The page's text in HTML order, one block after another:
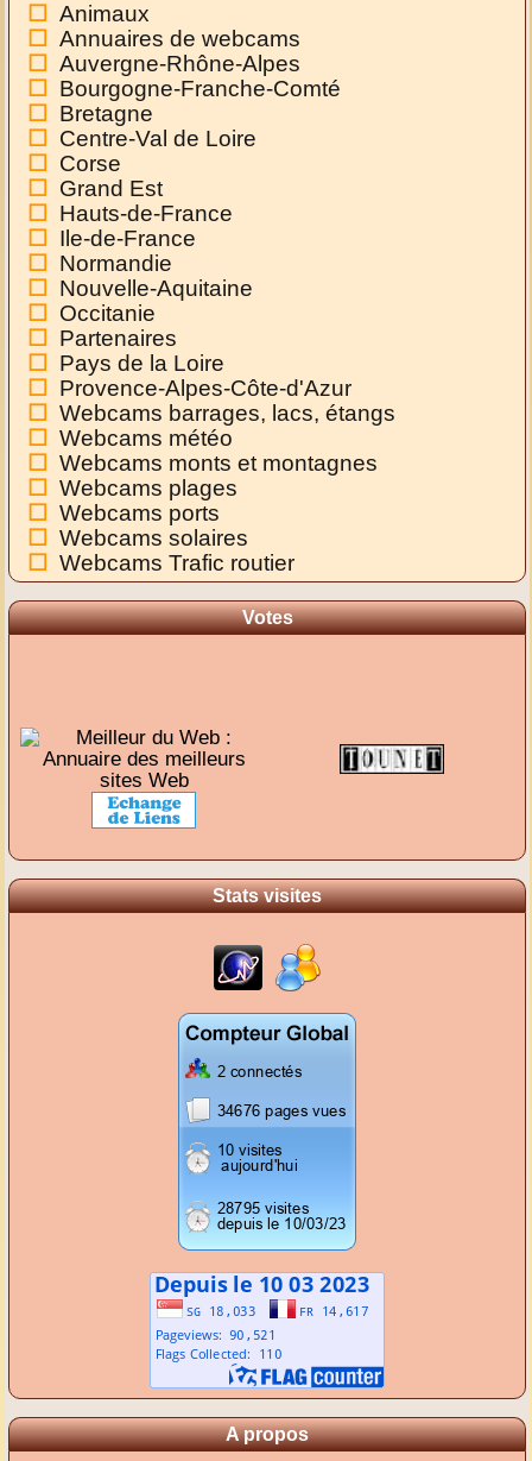
Animaux
Annuaires de webcams
Auvergne-Rhône-Alpes
Bourgogne-Franche-Comté
Bretagne
Centre-Val de Loire
Corse
Grand Est
Hauts-de-France
Ile-de-France
Normandie
Nouvelle-Aquitaine
Occitanie
Partenaires
Pays de la Loire
Provence-Alpes-Côte-d'Azur
Webcams barrages, lacs, étangs
Webcams météo
Webcams monts et montagnes
Webcams plages
Webcams ports
Webcams solaires
Webcams Trafic routier
Votes
Stats visites
A propos